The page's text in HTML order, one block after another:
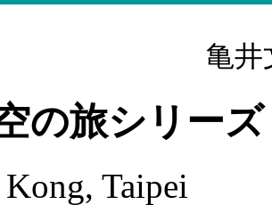
亀井
の旅シリー
Taipei